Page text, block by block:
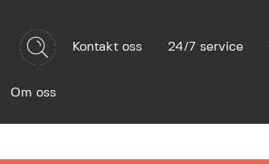
Kontakt oss 24/7 service
Om oss